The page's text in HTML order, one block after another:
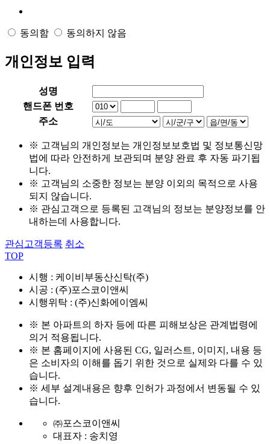
동의함 동의하지 않음
개인정보 입력
성명
핸드폰 번호
주소
※ 고객님의 개인정보는 개인정보보호법 및 정보통신망
법에 따라 안전하게 보관되며 분양 완료 후 자동 파기됩
니다.
※ 고객님의 소중한 정보는 분양 이외의 목적으로 사용
되지 않습니다.
※ 관심고객으로 등록된 고객님의 정보는 분양정보를 안
내하는데 사용합니다.
관심고객등록 취소
TOP
시행 : 케이비부동산신탁(주)
시공 : (주)포스코이앤씨
시행위탁 : (주)신화에이엠씨
※ 본 아파트의 하자 등에 따른 피해보상은 관계법령에
의거 적용됩니다.
※ 본 홈페이지에 사용된 CG, 일러스트, 이미지, 내용 등
은 소비자의 이해를 돕기 위한 것으로 실제와 다를 수 있
습니다.
※ 세부 설계내용은 향후 인허가 과정에서 변동될 수 있
습니다.
㈜포스코이앤씨
대표자 : 송치영